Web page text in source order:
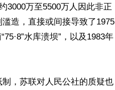
3000万至5500万人因此非正
造，直接或间接导致了1975
水库溃坝”，以及1983年
，苏联对人民公社的质疑也